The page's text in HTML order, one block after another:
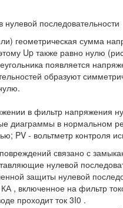
последовательности
геометрическая сумма
Up также равно нулю
появляется
образуют
в фильтр напряжения
диаграммы в нормальном
PV - вольтметр контроля
связано с
нулевой
защиты нулевой
, включенное на фильтр
проходит ток 3I0 .